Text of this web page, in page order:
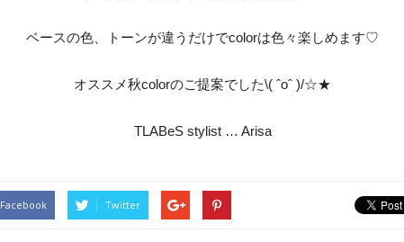
ベースの色、トーンが違うだけでcolorは色々楽しめます♡
オススメ秋colorのご提案でした\( ˆoˆ )/☆★
TLABeS stylist … Arisa
Facebook Twitter